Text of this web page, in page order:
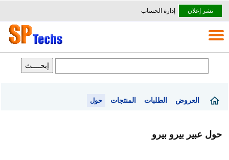
نشر إعلان إدارة الحساب
العروض الطلبات المنتجات حول
حول عبير بيرو بيرو